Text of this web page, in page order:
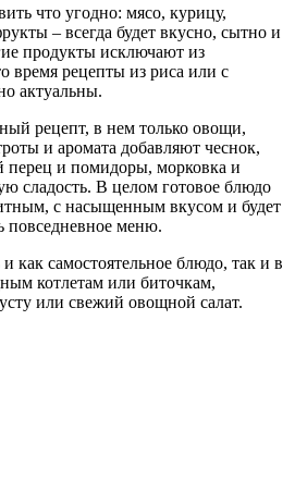
что угодно: мясо, курицу,
– всегда будет вкусно, сытно и
продукты исключают из
время рецепты из риса или с
актуальны.
рецепт, в нем только овощи,
и аромата добавляют чеснок,
перец и помидоры, морковка и
сладость. В целом готовое блюдо
с насыщенным вкусом и будет
повседневное меню.
как самостоятельное блюдо, так и в
котлетам или биточкам,
или свежий овощной салат.